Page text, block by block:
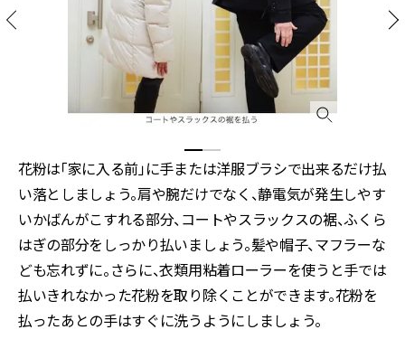
花粉は「家に入る前」に手または洋服ブラシで出来るだけ払
い落としましょう。肩や腕だけでなく、静電気が発生しやす
いかばんがこすれる部分、コートやスラックスの裾、ふくら
はぎの部分をしっかり払いましょう。髪や帽子、マフラーな
ども忘れずに。さらに、衣類用粘着ローラーを使うと手では
払いきれなかった花粉を取り除くことができます。花粉を
払ったあとの手はすぐに洗うようにしましょう。